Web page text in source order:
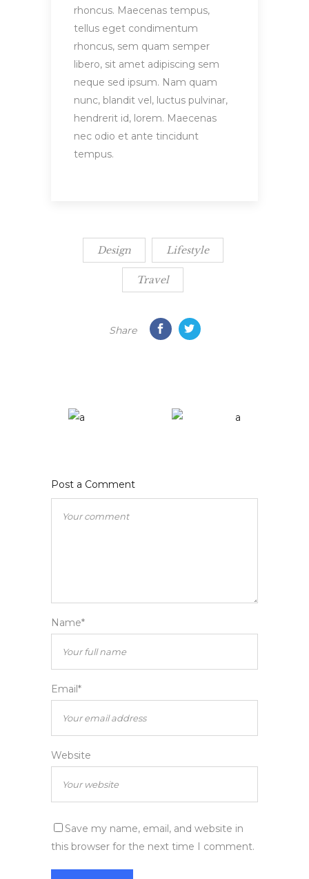
rhoncus. Maecenas tempus,
tellus eget condimentum
rhoncus, sem quam semper
libero, sit amet adipiscing sem
neque sed ipsum. Nam quam
nunc, blandit vel, luctus pulvinar,
hendrerit id, lorem. Maecenas
nec odio et ante tincidunt
tempus.
Design Lifestyle
Travel
Share
Post a Comment
Name*
Email*
Website
Save my name, email, and website in
this browser for the next time I comment.